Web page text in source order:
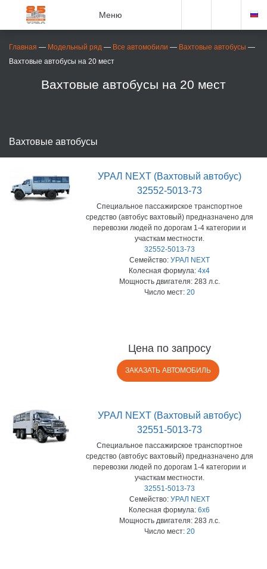
Меню
Главная — Модельный ряд — Все автомобили — Вахтовые автобусы —
Вахтовые автобусы на 20 мест
Вахтовые автобусы на 20 мест
Вахтовые автобусы
УРАЛ NEXT (Вахтовый автобус)
32552-5013-73
Специальное пассажирское транспортное
средство (автобус вахтовый) предназначено для
перевозки людей по дорогам 1-4 категории и
участкам местности.
32552-5013-73
УРАЛ NEXT
4x4
283 л.с.
20
Цена по запросу
ЗАКАЗАТЬ АВТОМОБИЛЬ
УРАЛ NEXT (Вахтовый автобус)
32551-5013-73
Специальное пассажирское транспортное
средство (автобус вахтовый) предназначено для
перевозки людей по дорогам 1-4 категории и
участкам местности.
32551-5013-73
УРАЛ NEXT
6x6
283 л.с.
20